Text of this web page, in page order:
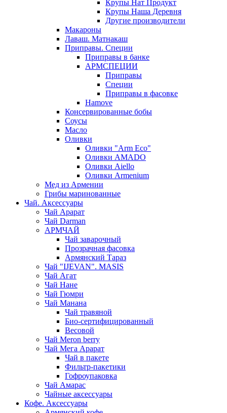
Крупы Нат Продукт
Крупы Наша Деревня
Другие производители
Макароны
Лаваш. Матнакаш
Приправы. Специи
Приправы в банке
АРМСПЕЦИИ
Приправы
Специи
Приправы в фасовке
Hamove
Консервированные бобы
Соусы
Масло
Оливки
Оливки "Arm Eco"
Оливки AMADO
Оливки Aiello
Оливки Armenium
Мед из Армении
Грибы маринованные
Чай. Аксессуары
Чай Арарат
Чай Darman
АРМЧАЙ
Чай заварочный
Прозрачная фасовка
Армянский Тараз
Чай "IJEVAN". MASIS
Чай Агат
Чай Нане
Чай Гюмри
Чай Манана
Чай травяной
Био-сертифицированный
Весовой
Чай Meron berry
Чай Мега Арарат
Чай в пакете
Фильтр-пакетики
Гофроупаковка
Чай Амарас
Чайные аксессуары
Кофе. Аксессуары